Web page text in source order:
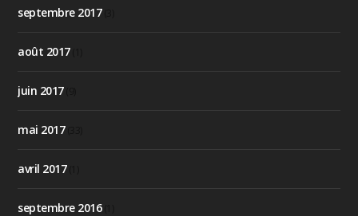
septembre 2017(3)
août 2017(1)
juin 2017(9)
mai 2017(33)
avril 2017(1)
septembre 2016(1)